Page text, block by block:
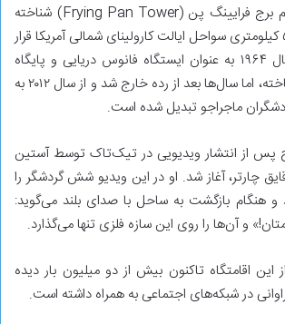
این اقامتگاه که با نام برج فرایینگ پن (Frying Pan Tower) شناخته
می‌شود، در حدود ۵۵ کیلومتری سواحل ایالت کارولینای شمالی آمریکا قرار
دارد. این سازه در سال ۱۹۶۴ به عنوان ایستگاه فانوس دریایی و پایگاه
گارد ساحلی آمریکا ساخته، اما سال‌ها بعد از رده خارج شد و از سال ۲۰۱۲ به
ماجراجو تبدیل شده است.
پس از انتشار ویدیویی در تیک‌تاک توسط آستین
چارتر، آغاز شد. او در این ویدیو شش گردشگر را
و هنگام بازگشت به ساحل با صدای بلند می‌گوید:
و آن‌ها را روی این سازه فلزی تنها می‌گذارد.
اقامتگاه تاکنون بیش از دو میلیون بار دیده
در شبکه‌های اجتماعی به همراه داشته است.